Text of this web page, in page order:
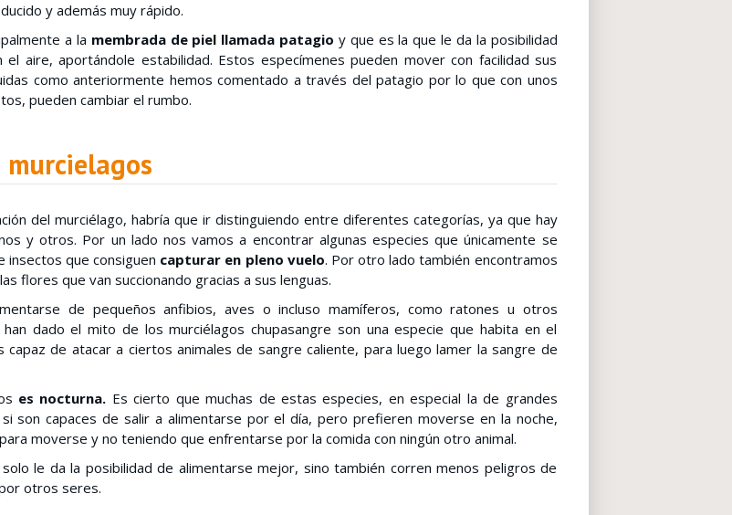
y además muy rápido.
a la membrada de piel llamada patagio y que es la que le da la posibilidad
aire, aportándole estabilidad. Estos especímenes pueden mover con facilidad sus
como anteriormente hemos comentado a través del patagio por lo que con unos
pueden cambiar el rumbo.
murcielagos
del murciélago, habría que ir distinguiendo entre diferentes categorías, ya que hay
y otros. Por un lado nos vamos a encontrar algunas especies que únicamente se
que consiguen capturar en pleno vuelo. Por otro lado también encontramos
flores que van succionando gracias a sus lenguas.
de pequeños anfibios, aves o incluso mamíferos, como ratones u otros
dado el mito de los murciélagos chupasangre son una especie que habita en el
capaz de atacar a ciertos animales de sangre caliente, para luego lamer la sangre de
es nocturna. Es cierto que muchas de estas especies, en especial la de grandes
son capaces de salir a alimentarse por el día, pero prefieren moverse en la noche,
moverse y no teniendo que enfrentarse por la comida con ningún otro animal.
le da la posibilidad de alimentarse mejor, sino también corren menos peligros de
otros seres.